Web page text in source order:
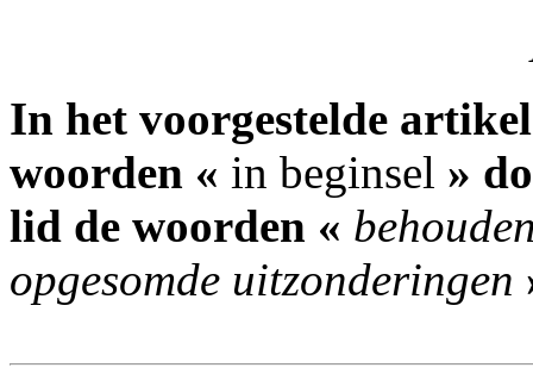
In het voorgestelde
woorden « in beginsel »
lid de woorden «
opgesomde uitzonderingen